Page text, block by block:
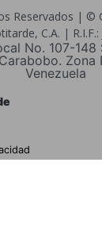
Reservados | ©
C.A. | R.I.F.:
No. 107-148
Zona
Venezuela